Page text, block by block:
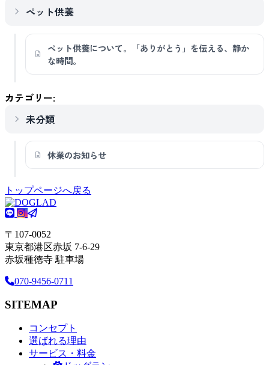
ペット供養
ペット供養について。「ありがとう」を伝える、静か
な時間。
カテゴリー:
未分類
休業のお知らせ
トップページへ戻る
〒107-0052
東京都港区赤坂 7-6-29
赤坂種徳寺 駐車場
070-9456-0711
SITEMAP
コンセプト
選ばれる理由
サービス・料金